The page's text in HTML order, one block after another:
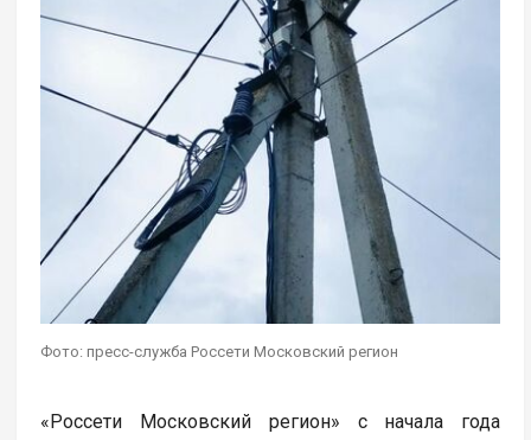
Фото: пресс-служба Россети Московский регион
«Россети Московский регион» с начала года